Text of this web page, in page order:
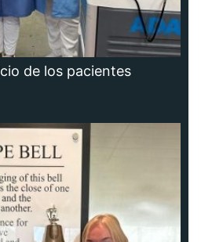
de los pacientes